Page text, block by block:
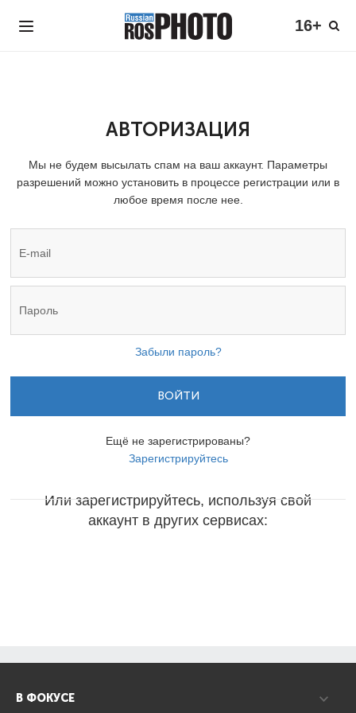
16+
АВТОРИЗАЦИЯ
Мы не будем высылать спам на ваш аккаунт. Параметры
разрешений можно установить в процессе регистрации или в
любое время после нее.
Забыли пароль?
ВОЙТИ
Ещё не зарегистрированы?
Зарегистрируйтесь
Или зарегистрируйтесь, используя свой
аккаунт в других сервисах:
В ФОКУСЕ